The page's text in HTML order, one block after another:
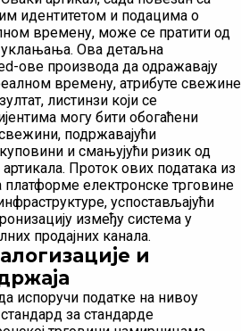
идентитетом и подацима о
времену, може се пратити од
уклањања. Ова детаљна
ове производа да одражавају
времену, атрибуте свежине
листинзи који се
могу бити обогаћени
подржавајући
и смањујући ризик од
Проток ових података из
електронске трговине
успостављајући
између система у
продајних канала.
и
испоручи податке на нивоу
за стандарде